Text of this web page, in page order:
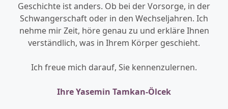
Geschichte ist anders. Ob bei der Vorsorge, in der
Schwangerschaft oder in den Wechseljahren. Ich
nehme mir Zeit, höre genau zu und erkläre Ihnen
verständlich, was in Ihrem Körper geschieht.
Ich freue mich darauf, Sie kennenzulernen.
Ihre Yasemin Tamkan-Ölcek